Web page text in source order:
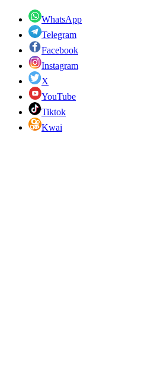
WhatsApp
Telegram
Facebook
Instagram
X
YouTube
Tiktok
Kwai